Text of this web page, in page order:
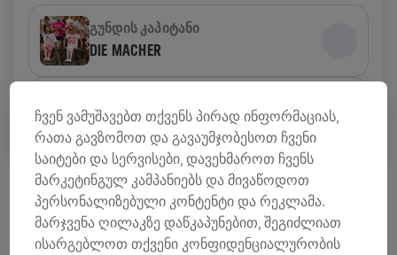
ᲒᲣᲜᲓᲘᲡ ᲙᲐᲞᲘᲢᲐᲜᲘ
DIE MACHER
DIE MACHER
ᲤᲝᲜᲓᲔᲑᲘᲡ ᲛᲝᲫᲘᲔᲑᲘᲡ ᲛᲘᲛᲝᲮᲘᲚᲕᲐ
0,00 US$ ᲨᲔᲒᲠᲝᲕᲓᲐ 0,00 US$ ᲛᲘᲖᲐᲜᲘ
ჩვენ ვამუშავებთ თქვენს პირად ინფორმაციას,
რათა გავზომოთ და გავაუმჯობესოთ ჩვენი
საიტები და სერვისები, დავეხმაროთ ჩვენს
მარკეტინგულ კამპანიებს და მივაწოდოთ
პერსონალიზებული კონტენტი და რეკლამა.
მარჯვენა ღილაკზე დაწკაპუნებით, შეგიძლიათ
ისარგებლოთ თქვენი კონფიდენციალურობის